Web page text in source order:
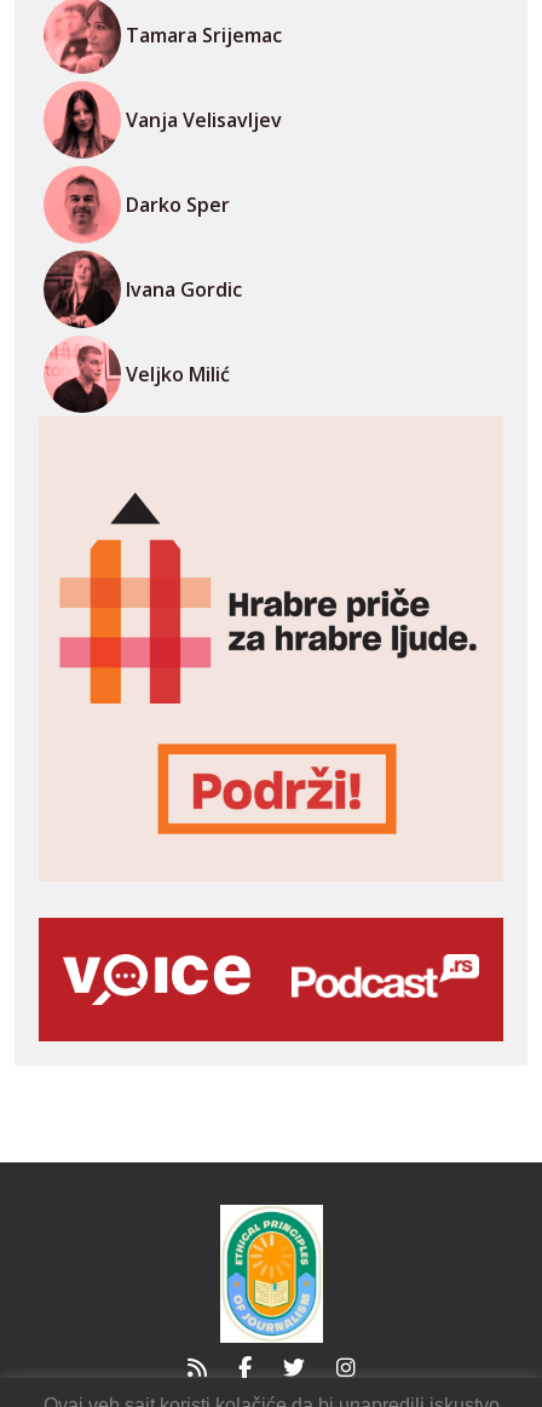
Tamara Srijemac
Vanja Velisavljev
Darko Sper
Ivana Gordic
Veljko Milić